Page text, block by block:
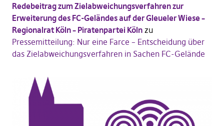
Redebeitrag zum Zielabweichungsverfahren zur
Erweiterung des FC-Geländes auf der Gleueler Wiese –
Regionalrat Köln – Piratenpartei Kölnzu
Pressemitteilung: Nur eine Farce – Entscheidung über
das Zielabweichungsverfahren in Sachen FC-Gelände